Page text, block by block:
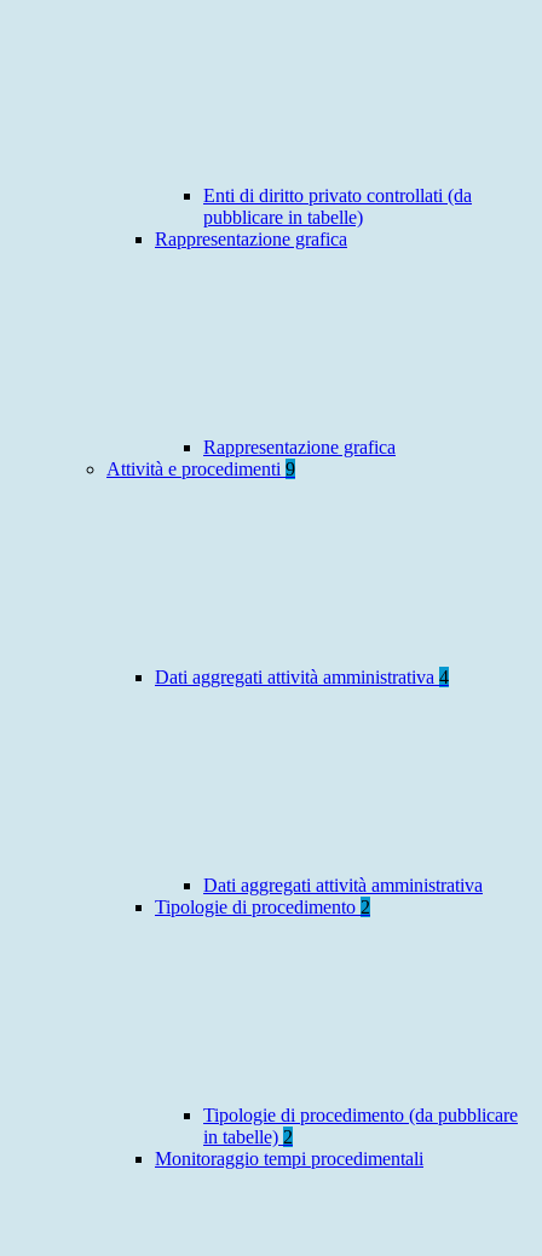
Enti di diritto privato controllati (da
pubblicare in tabelle)
Rappresentazione grafica
Rappresentazione grafica
Attività e procedimenti 9
Dati aggregati attività amministrativa 4
Dati aggregati attività amministrativa
Tipologie di procedimento 2
Tipologie di procedimento (da pubblicare
in tabelle) 2
Monitoraggio tempi procedimentali